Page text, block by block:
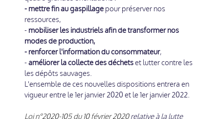
- mettre fin au gaspillage pour préserver nos
ressources,
- mobiliser les industriels afin de transformer nos
modes de production,
- renforcer l'information du consommateur,
-améliorer la collecte des déchetset lutter contre les
les dépôts sauvages.
L'ensemble de ces nouvelles dispositions entrera en
vigueur entre le 1er janvier 2020 et le 1er janvier 2022.
Loi n°2020-105 du 10 février 2020relative à la lutte